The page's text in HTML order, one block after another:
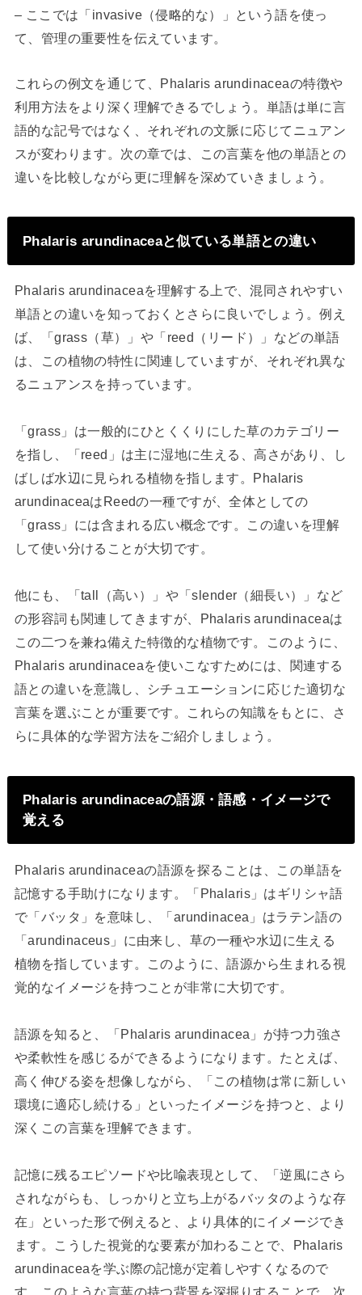
– ここでは「invasive（侵略的な）」という語を使っ
て、管理の重要性を伝えています。
これらの例文を通じて、Phalaris arundinaceaの特徴や
利用方法をより深く理解できるでしょう。単語は単に言
語的な記号ではなく、それぞれの文脈に応じてニュアン
スが変わります。次の章では、この言葉を他の単語との
違いを比較しながら更に理解を深めていきましょう。
Phalaris arundinaceaと似ている単語との違い
Phalaris arundinaceaを理解する上で、混同されやすい
単語との違いを知っておくとさらに良いでしょう。例え
ば、「grass（草）」や「reed（リード）」などの単語
は、この植物の特性に関連していますが、それぞれ異な
るニュアンスを持っています。
「grass」は一般的にひとくくりにした草のカテゴリー
を指し、「reed」は主に湿地に生える、高さがあり、し
ばしば水辺に見られる植物を指します。Phalaris
arundinaceaはReedの一種ですが、全体としての
「grass」には含まれる広い概念です。この違いを理解
して使い分けることが大切です。
他にも、「tall（高い）」や「slender（細長い）」など
の形容詞も関連してきますが、Phalaris arundinaceaは
この二つを兼ね備えた特徴的な植物です。このように、
Phalaris arundinaceaを使いこなすためには、関連する
語との違いを意識し、シチュエーションに応じた適切な
言葉を選ぶことが重要です。これらの知識をもとに、さ
らに具体的な学習方法をご紹介しましょう。
Phalaris arundinaceaの語源・語感・イメージで
覚える
Phalaris arundinaceaの語源を探ることは、この単語を
記憶する手助けになります。「Phalaris」はギリシャ語
で「バッタ」を意味し、「arundinacea」はラテン語の
「arundinaceus」に由来し、草の一種や水辺に生える
植物を指しています。このように、語源から生まれる視
覚的なイメージを持つことが非常に大切です。
語源を知ると、「Phalaris arundinacea」が持つ力強さ
や柔軟性を感じるができるようになります。たとえば、
高く伸びる姿を想像しながら、「この植物は常に新しい
環境に適応し続ける」といったイメージを持つと、より
深くこの言葉を理解できます。
記憶に残るエピソードや比喩表現として、「逆風にさら
されながらも、しっかりと立ち上がるバッタのような存
在」といった形で例えると、より具体的にイメージでき
ます。こうした視覚的な要素が加わることで、Phalaris
arundinaceaを学ぶ際の記憶が定着しやすくなるので
す。このような言葉の持つ背景を深掘りすることで、次